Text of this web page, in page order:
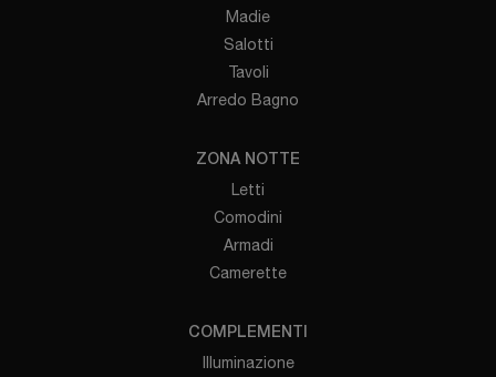
Madie
Salotti
Tavoli
Arredo Bagno
ZONA NOTTE
Letti
Comodini
Armadi
Camerette
COMPLEMENTI
Illuminazione